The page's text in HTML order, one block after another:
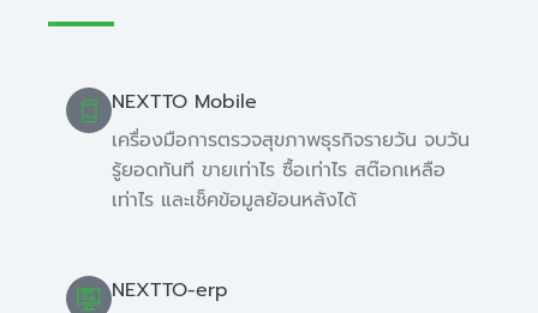
NEXTTO Mobile
เครื่องมือการตรวจสุขภาพธุรกิจรายวัน จบวัน
รู้ยอดทันที ขายเท่าไร ซื้อเท่าไร สต๊อกเหลือ
เท่าไร และเช็คข้อมูลย้อนหลังได้
NEXTTO-erp